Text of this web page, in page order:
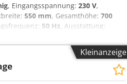
, Eingangsspannung: 230 V,
550 mm, Gesamthöhe: 700
50 Hz, Ausstattung:
stufenlos
Prüfung Maße ca.: 2150 x 550 x 700
Sie unsere großeKleinanzeige